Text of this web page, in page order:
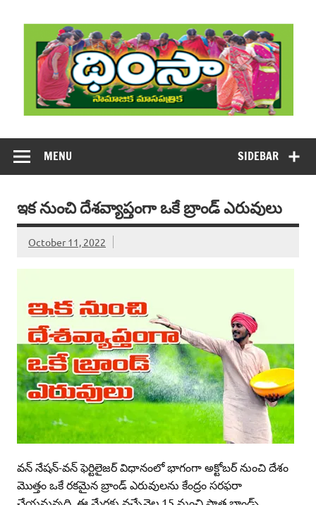
content
DHIMSA
SIDEBAR
MENU
ఇక నుంచి దేశవ్యాప్తంగా ఒకే బ్రాండ్‌ ఎరువులు
October 11, 2022
వన్‌ నేషన్‌-వన్‌ ఫెర్టిలైజర్‌ విధానంలో భాగంగా అక్టోబర్‌ నుంచి దేశం
మొత్తం ఒకే రకమైన బ్రాండ్‌ ఎరువులను కేంద్రం సరఫరా